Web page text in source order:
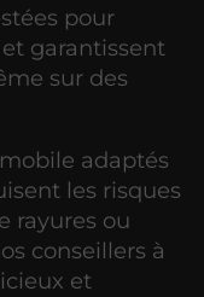
pour
garantissent
sur des
adaptés
les risques
rayures ou
conseillers à
et